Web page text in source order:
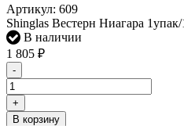
Артикул: 609
Shinglas Вестерн Ниагара
В наличии
1 805 ₽
-
+
В корзину